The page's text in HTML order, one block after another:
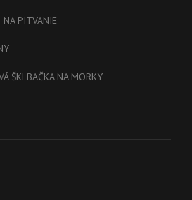
PITVANIE
ŠKLBAČKA NA MORKY